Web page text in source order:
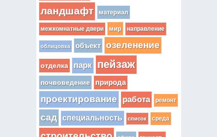
ландшафт материал
межкомнатные двери мир направление
облицовка объект озеленение
отделка парк пейзаж
почвоведение природа
проектирование работа ремонт
сад специальность список среда